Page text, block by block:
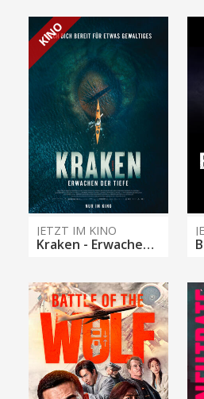
KINO
JETZT IM KINO
Kraken - Erwachen der Tiefe